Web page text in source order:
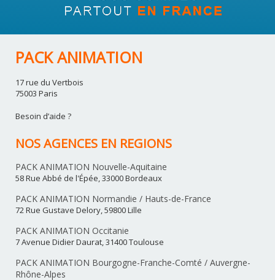
PACK ANIMATION
17 rue du Vertbois
75003 Paris
Besoin d’aide ?
NOS AGENCES EN REGIONS
PACK ANIMATION Nouvelle-Aquitaine
58 Rue Abbé de l'Épée, 33000 Bordeaux
PACK ANIMATION Normandie / Hauts-de-France
72 Rue Gustave Delory, 59800 Lille
PACK ANIMATION Occitanie
7 Avenue Didier Daurat, 31400 Toulouse
PACK ANIMATION Bourgogne-Franche-Comté / Auvergne-
Rhône-Alpes